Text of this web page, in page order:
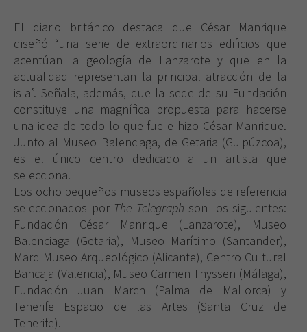
El diario británico destaca que César Manrique
diseñó “una serie de extraordinarios edificios que
acentúan la geología de Lanzarote y que en la
actualidad representan la principal atracción de la
isla”. Señala, además, que la sede de su Fundación
constituye una magnífica propuesta para hacerse
una idea de todo lo que fue e hizo César Manrique.
Junto al Museo Balenciaga, de Getaria (Guipúzcoa),
es el único centro dedicado a un artista que
selecciona.
Los ocho pequeños museos españoles de referencia
seleccionados por The Telegraph son los siguientes:
Fundación César Manrique (Lanzarote), Museo
Balenciaga (Getaria), Museo Marítimo (Santander),
Marq Museo Arqueológico (Alicante), Centro Cultural
Bancaja (Valencia), Museo Carmen Thyssen (Málaga),
Fundación Juan March (Palma de Mallorca) y
Tenerife Espacio de las Artes (Santa Cruz de
Tenerife).